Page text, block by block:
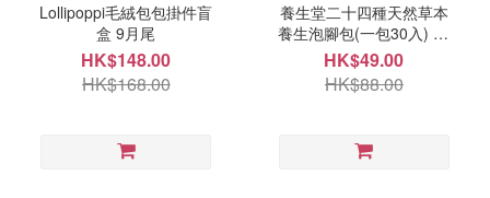
Lollipoppi毛絨包包掛件盲
盒 9月尾
HK$148.00
HK$168.00
養生堂二十四種天然草本
養生泡腳包(一包30入) 10
月頭
HK$49.00
HK$88.00